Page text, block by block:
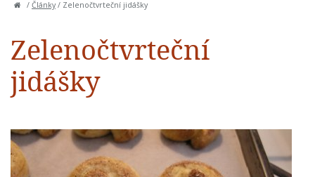
/ Články/ Zelenočtvrteční jidášky
Zelenočtvrteční
jidášky